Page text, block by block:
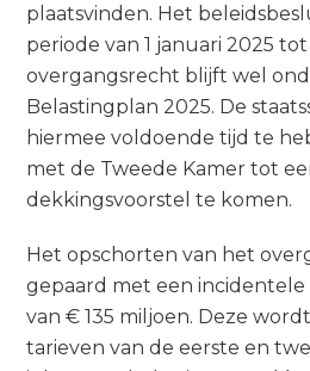
plaatsvinden. Het
periode van 1 januari 2025
overgangsrecht blijft wel
Belastingplan 2025. De
hiermee voldoende tijd te
met de Tweede Kamer tot
dekkingsvoorstel te komen.
Het opschorten van het
gepaard met een
van € 135 miljoen. Deze
tarieven van de eerste en